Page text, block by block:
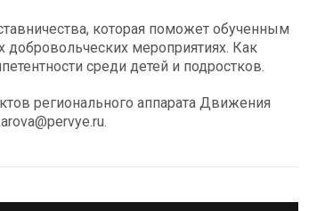
которая поможет обученным
добровольческих мероприятиях. Как
среди детей и подростков.
регионального аппарата Движения